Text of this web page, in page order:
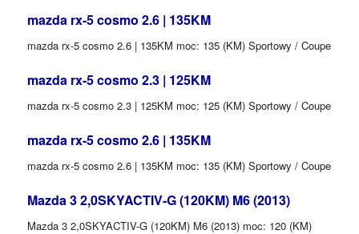
mazda rx-5 cosmo 2.6 | 135KM
mazda rx-5 cosmo 2.6 | 135KM moc: 135 (KM) Sportowy / Coupe
mazda rx-5 cosmo 2.3 | 125KM
mazda rx-5 cosmo 2.3 | 125KM moc: 125 (KM) Sportowy / Coupe
mazda rx-5 cosmo 2.6 | 135KM
mazda rx-5 cosmo 2.6 | 135KM moc: 135 (KM) Sportowy / Coupe
Mazda 3 2,0SKYACTIV-G (120KM) M6 (2013)
Mazda 3 2,0SKYACTIV-G (120KM) M6 (2013) moc: 120 (KM)